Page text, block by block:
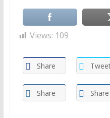
Views: 109
Share
Share Share